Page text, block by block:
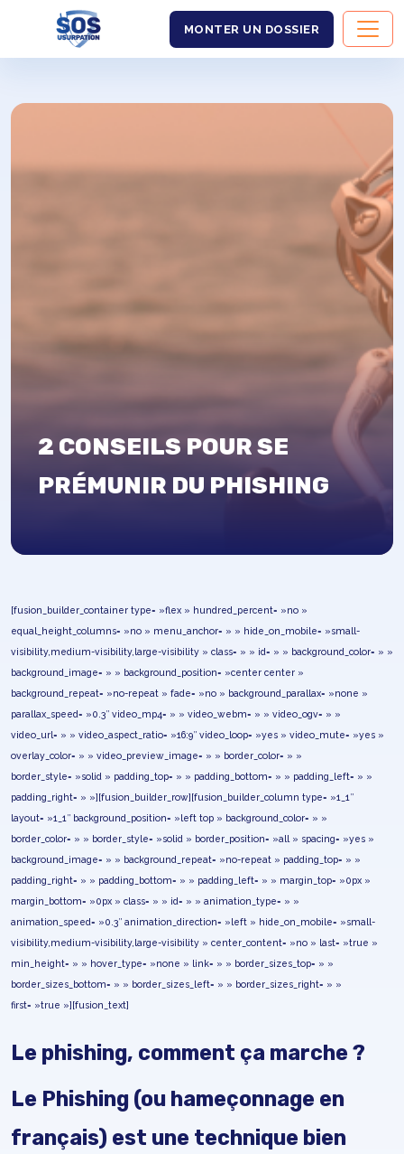
MONTER UN DOSSIER
2 CONSEILS POUR SE
PRÉMUNIR DU PHISHING
[fusion_builder_container type= »flex » hundred_percent= »no »
equal_height_columns= »no » menu_anchor= » » hide_on_mobile= »small-
visibility,medium-visibility,large-visibility » class= » » id= » » background_color= » »
background_image= » » background_position= »center center »
background_repeat= »no-repeat » fade= »no » background_parallax= »none »
parallax_speed= »0.3″ video_mp4= » » video_webm= » » video_ogv= » »
video_url= » » video_aspect_ratio= »16:9″ video_loop= »yes » video_mute= »yes »
overlay_color= » » video_preview_image= » » border_color= » »
border_style= »solid » padding_top= » » padding_bottom= » » padding_left= » »
padding_right= » »][fusion_builder_row][fusion_builder_column type= »1_1″
layout= »1_1″ background_position= »left top » background_color= » »
border_color= » » border_style= »solid » border_position= »all » spacing= »yes »
background_image= » » background_repeat= »no-repeat » padding_top= » »
padding_right= » » padding_bottom= » » padding_left= » » margin_top= »0px »
margin_bottom= »0px » class= » » id= » » animation_type= » »
animation_speed= »0.3″ animation_direction= »left » hide_on_mobile= »small-
visibility,medium-visibility,large-visibility » center_content= »no » last= »true »
min_height= » » hover_type= »none » link= » » border_sizes_top= » »
border_sizes_bottom= » » border_sizes_left= » » border_sizes_right= » »
first= »true »][fusion_text]
Le phishing, comment ça marche ?
Le Phishing (ou hameçonnage en
français) est une technique bien